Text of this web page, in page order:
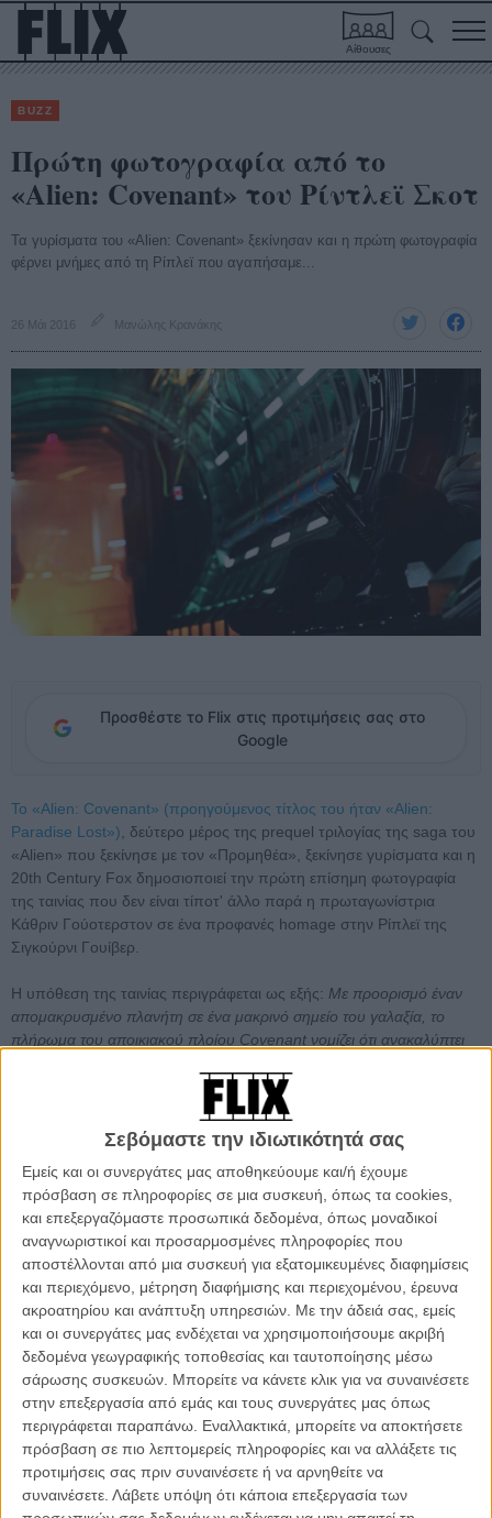
Σεβόμαστε την ιδιωτικότητά σας
Εμείς και οι συνεργάτες μας αποθηκεύουμε και/ή έχουμε
πρόσβαση σε πληροφορίες σε μια συσκευή, όπως τα cookies,
και επεξεργαζόμαστε προσωπικά δεδομένα, όπως μοναδικοί
αναγνωριστικοί και προσαρμοσμένες πληροφορίες που
αποστέλλονται από μια συσκευή για εξατομικευμένες διαφημίσεις
και περιεχόμενο, μέτρηση διαφήμισης και περιεχομένου, έρευνα
ακροατηρίου και ανάπτυξη υπηρεσιών. Με την άδειά σας, εμείς
και οι συνεργάτες μας ενδέχεται να χρησιμοποιήσουμε ακριβή
δεδομένα γεωγραφικής τοποθεσίας και ταυτοποίησης μέσω
σάρωσης συσκευών. Μπορείτε να κάνετε κλικ για να συναινέσετε
στην επεξεργασία από εμάς και τους συνεργάτες μας όπως
περιγράφεται παραπάνω. Εναλλακτικά, μπορείτε να αποκτήσετε
πρόσβαση σε πιο λεπτομερείς πληροφορίες και να αλλάξετε τις
προτιμήσεις σας πριν συναινέσετε ή να αρνηθείτε να
συναινέσετε. Λάβετε υπόψη ότι κάποια επεξεργασία των
Αίθουσες
BUZZ
Πρώτη φωτογραφία από το
«Alien: Covenant» του Ρίντλεϊ Σκοτ
Τα γυρίσματα του «Alien: Covenant» ξεκίνησαν και η πρώτη φωτογραφία
φέρνει μνήμες από τη Ρίπλεϊ που αγαπήσαμε...
26 Μάι 2016 Μανώλης Κρανάκης
Προσθέστε το Flix στις προτιμήσεις σας στο
Google
To «Alien: Covenant» (προηγούμενος τίτλος του ήταν «Alien:
Paradise Lost») , δεύτερο μέρος της prequel τριλογίας της saga του
«Alien» που ξεκίνησε με τον «Προμηθέα», ξεκίνησε γυρίσματα και η
20th Century Fox δημοσιοποιεί την πρώτη επίσημη φωτογραφία
της ταινίας που δεν είναι τίποτ' άλλο παρά η πρωταγωνίστρια
Κάθριν Γούοτερστον σε ένα προφανές homage στην Ρίπλεϊ της
Σιγκούρνι Γουίβερ.
Η υπόθεση της ταινίας περιγράφεται ως εξής: Με προορισμό έναν
απομακρυσμένο πλανήτη σε ένα μακρινό σημείο του γαλαξία, το
πλήρωμα του αποικιακού πλοίου Covenant νομίζει ότι ανακαλύπτει
πρόκειται για έναν σκοτεινό, επικίνδυνο κόσμο – ο μόνος κάτοικος
του οποίου είναι ο «συνθετικός» Ντέιβιντ (Μάικλ Φασμπέντερ),
επιζών της καταδικασμένης αποστολής Προμηθέας.
Διαβάστε ακόμη:Ο Ρίντλεϊ Σκοτ διαλέγει τις πέντε αγαπημένες
του ταινίες επιστημονικής φαντασίας!